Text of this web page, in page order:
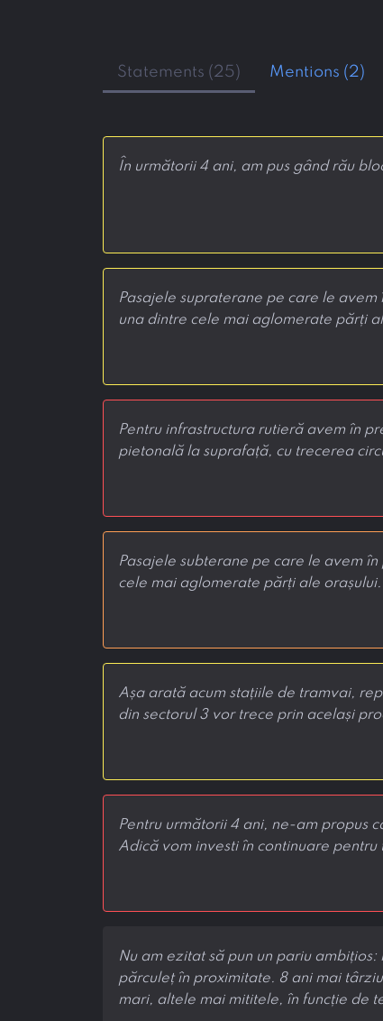
Statements (25) Mentions (2)
În următorii 4 ani, am pus gând rău
Pasajele supraterane pe care le
una dintre cele mai aglomerate părți
Pentru infrastructura rutieră avem în
pietonală la suprafață, cu trecerea
Pasajele subterane pe care le avem
cele mai aglomerate părți ale orașului.
Așa arată acum stațiile de tramvai,
din sectorul 3 vor trece prin același
Pentru următorii 4 ani, ne-am propus
Adică vom investi în continuare
Nu am ezitat să pun un pariu
părculeț în proximitate. 8 ani mai
mari, altele mai mititele, în funcție de